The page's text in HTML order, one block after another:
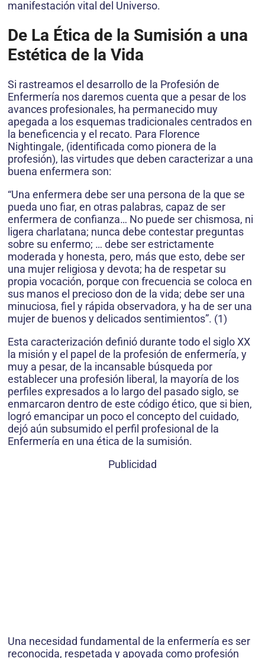
manifestación vital del Universo.
De La Ética de la Sumisión a una
Estética de la Vida
Si rastreamos el desarrollo de la Profesión de
Enfermería nos daremos cuenta que a pesar de los
avances profesionales, ha permanecido muy
apegada a los esquemas tradicionales centrados en
la beneficencia y el recato. Para Florence
Nightingale, (identificada como pionera de la
profesión), las virtudes que deben caracterizar a una
buena enfermera son:
“Una enfermera debe ser una persona de la que se
pueda uno fiar, en otras palabras, capaz de ser
enfermera de confianza… No puede ser chismosa, ni
ligera charlatana; nunca debe contestar preguntas
sobre su enfermo; … debe ser estrictamente
moderada y honesta, pero, más que esto, debe ser
una mujer religiosa y devota; ha de respetar su
propia vocación, porque con frecuencia se coloca en
sus manos el precioso don de la vida; debe ser una
minuciosa, fiel y rápida observadora, y ha de ser una
mujer de buenos y delicados sentimientos”. (1)
Esta caracterización definió durante todo el siglo XX
la misión y el papel de la profesión de enfermería, y
muy a pesar, de la incansable búsqueda por
establecer una profesión liberal, la mayoría de los
perfiles expresados a lo largo del pasado siglo, se
enmarcaron dentro de este código ético, que si bien,
logró emancipar un poco el concepto del cuidado,
dejó aún subsumido el perfil profesional de la
Enfermería en una ética de la sumisión.
Publicidad
Una necesidad fundamental de la enfermería es ser
reconocida, respetada y apoyada como profesión